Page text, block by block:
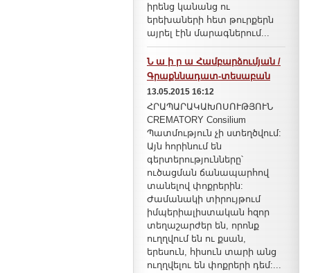
իրենց կանանց ու
երեխաների հետ թուրքերն
այրել էին մարագներում...
Ն ա ի ր ա Համբարձումյան /
Գրաքննադատ-տեսաբան
13.05.2015 16:12
ՀՐԱՊԱՐԱԿԱԽՈՍՈՒԹՅՈՒՆ
CREMATORY Consilium
Պատմություն չի ստեղծվում:
Այն հորինում են
գերտերությունները՝
ուծացման ճանապարհով
տանելով փոքրերին:
Ժամանակի տիրույթում
իմպերիալիստական հզոր
տեղաշարժեր են, որոնք
ուղղվում են ու քսան,
երեսուն, հիսուն տարի անց
ուղղվելու են փոքրերի դեմ:...